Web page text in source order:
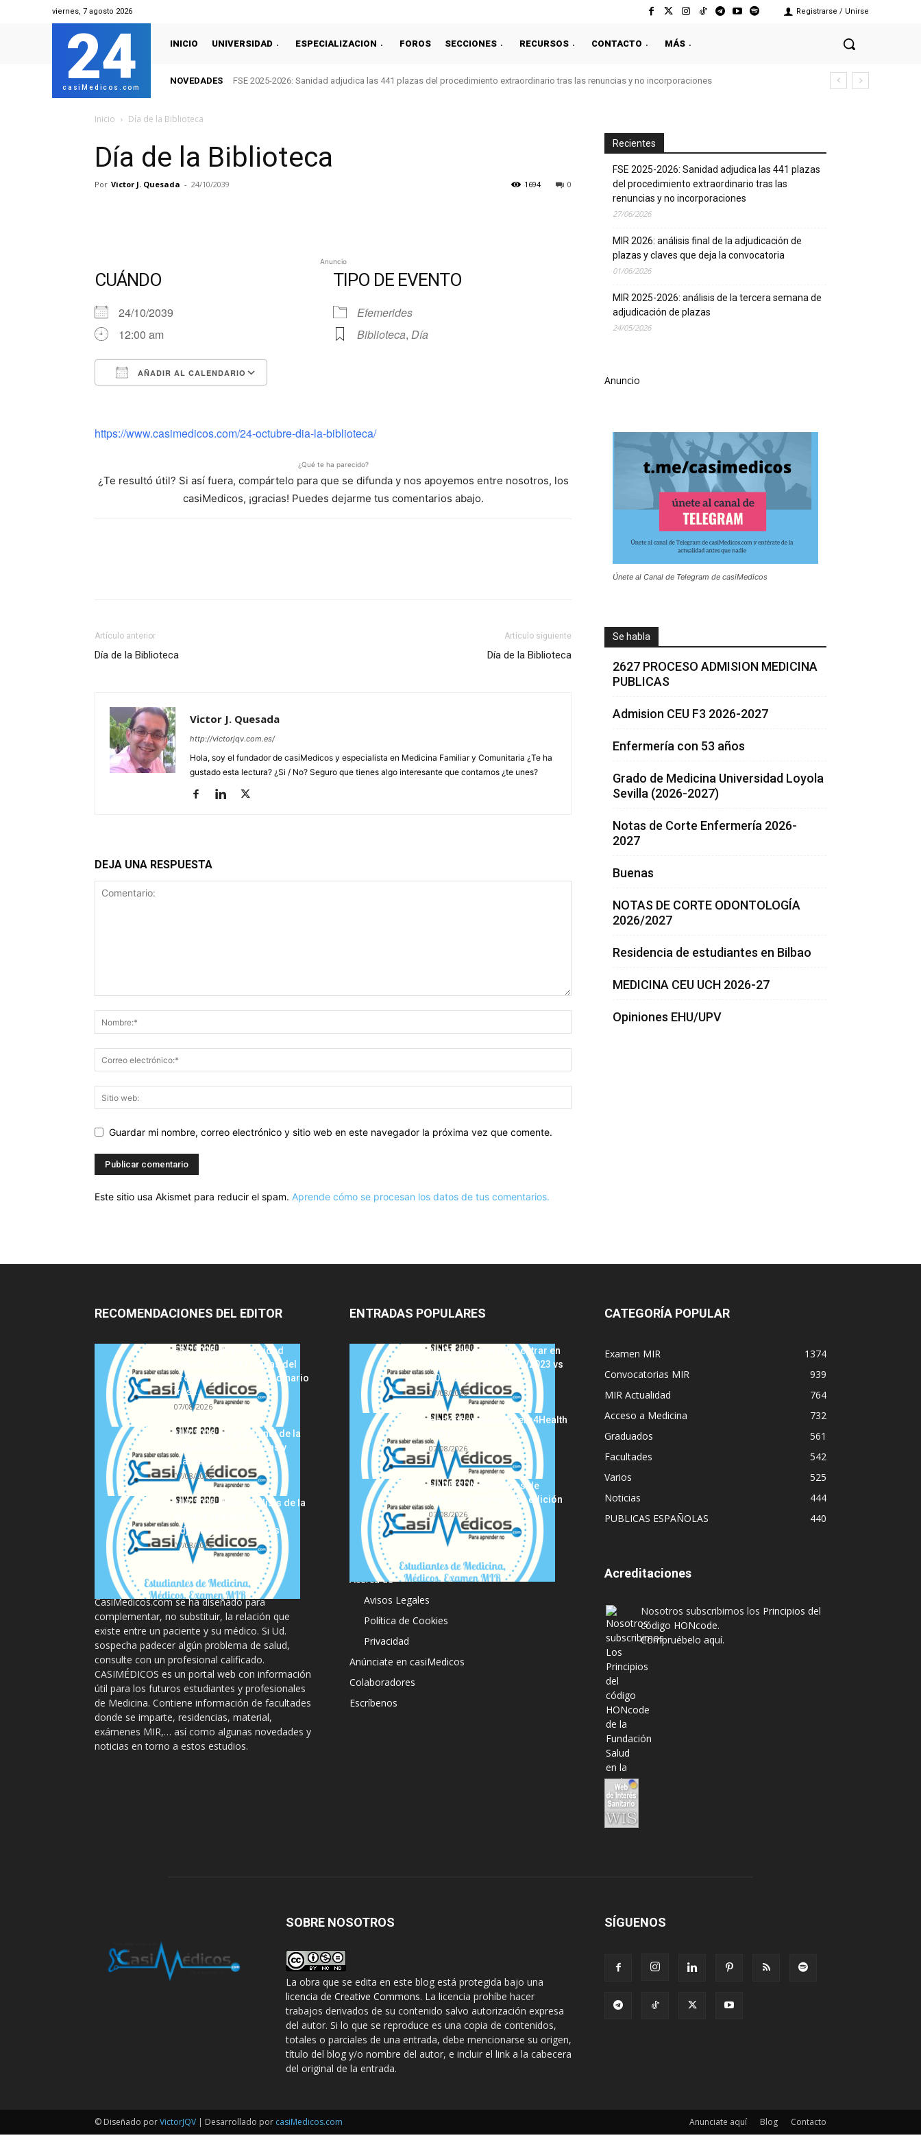
viernes, 7 agosto 2026 Registrarse / Unirse
24
casiMedicos.com
INICIO UNIVERSIDAD ESPECIALIZACION FOROS SECCIONES RECURSOS CONTACTO MÁS
NOVEDADES FSE 2025-2026: Sanidad adjudica las 441 plazas del procedimiento extraordinario tras las renuncias y no incorporaciones
Inicio Día de la Biblioteca
Día de la Biblioteca
Por Victor J. Quesada - 24/10/2039 0
1694
Anuncio
CUÁNDO
24/10/2039
12:00 am
AÑADIR AL CALENDARIO
TIPO DE EVENTO
Efemerides
Biblioteca, Día
https://www.casimedicos.com/24-octubre-dia-la-biblioteca/
¿Qué te ha parecido?
¿Te resultó útil? Si así fuera, compártelo para que se difunda y nos apoyemos entre nosotros, los
casiMedicos, ¡gracias! Puedes dejarme tus comentarios abajo.
Artículo anterior
Día de la Biblioteca
Artículo siguiente
Día de la Biblioteca
Victor J. Quesada
http://victorjqv.com.es/
Hola, soy el fundador de casiMedicos y especialista en Medicina Familiar y Comunitaria ¿Te ha
gustado esta lectura? ¿Si / No? Seguro que tienes algo interesante que contarnos ¿te unes?
DEJA UNA RESPUESTA
Guardar mi nombre, correo electrónico y sitio web en este navegador la próxima vez que comente.
Este sitio usa Akismet para reducir el spam. Aprende cómo se procesan los datos de tus comentarios.
Recientes
FSE 2025-2026: Sanidad adjudica las 441 plazas
del procedimiento extraordinario tras las
renuncias y no incorporaciones
27/06/2026
MIR 2026: análisis final de la adjudicación de
plazas y claves que deja la convocatoria
01/06/2026
MIR 2025-2026: análisis de la tercera semana de
adjudicación de plazas
24/05/2026
Anuncio
Únete al Canal de Telegram de casiMedicos
Se habla
2627 PROCESO ADMISION MEDICINA
PUBLICAS
Admision CEU F3 2026-2027
Enfermería con 53 años
Grado de Medicina Universidad Loyola
Sevilla (2026-2027)
Notas de Corte Enfermería 2026-
2027
Buenas
NOTAS DE CORTE ODONTOLOGÍA
2026/2027
Residencia de estudiantes en Bilbao
MEDICINA CEU UCH 2026-27
Opiniones EHU/UPV
RECOMENDACIONES DEL EDITOR
FSE 2025-2026: Sanidad
adjudica las 441 plazas del
procedimiento extraordinario
tras...
07/08/2026
MIR 2026: análisis final de la
adjudicación de plazas y
claves...
07/08/2026
MIR 2025-2026: análisis de la
adjudicación de plazas
07/08/2026
La información proporcionada en
CasiMedicos.com se ha diseñado para
complementar, no substituir, la relación que
existe entre un paciente y su médico. Si Ud.
sospecha padecer algún problema de salud,
consulte con un profesional calificado.
CASIMÉDICOS es un portal web con información
útil para los futuros estudiantes y profesionales
de Medicina. Contiene información de facultades
donde se imparte, residencias, material,
exámenes MIR,… así como algunas novedades y
noticias en torno a estos estudios.
ENTRADAS POPULARES
Notas de corte para entrar en
Medicina, curso 2022/2023 vs
2021/2022
07/08/2026
Hackathon Innomakers4Health
07/08/2026
HARRISON Principios de
Medicina Interna, 19.ª edición
07/08/2026
Acerca de
Avisos Legales
Política de Cookies
Privacidad
Anúnciate en casiMedicos
Colaboradores
Escríbenos
CATEGORÍA POPULAR
Examen MIR
1374
Convocatorias MIR
939
MIR Actualidad
764
Acceso a Medicina
732
Graduados
561
Facultades
542
Varios
525
Noticias
444
PUBLICAS ESPAÑOLAS
440
Acreditaciones
Nosotros subscribimos los Principios del
código HONcode.
Compruébelo aquí.
SOBRE NOSOTROS
La obra que se edita en este blog está protegida bajo una
licencia de Creative Commons. La licencia prohíbe hacer
trabajos derivados de su contenido salvo autorización expresa
del autor. Si lo que se reproduce es una copia de contenidos,
totales o parciales de una entrada, debe mencionarse su origen,
título del blog y/o nombre del autor, e incluir el link a la cabecera
del original de la entrada.
SÍGUENOS
Anunciate aquí Blog Contacto
© Diseñado porVictorJQV | Desarrollado por casiMedicos.com